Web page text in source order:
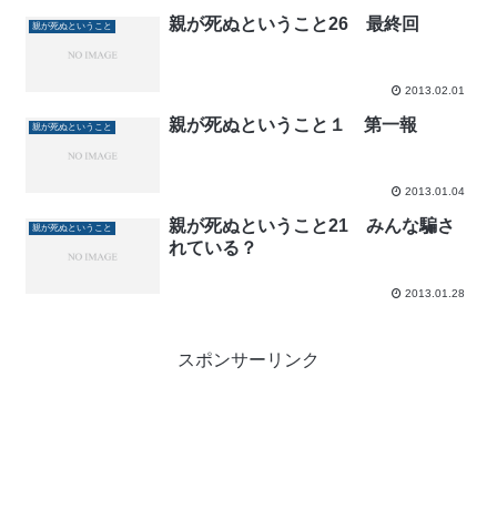
親が死ぬということ 親が死ぬということ26 最終回
2013.02.01
親が死ぬということ 親が死ぬということ１ 第一報
2013.01.04
親が死ぬということ
親が死ぬということ21 みんな騙さ
れている？
2013.01.28
スポンサーリンク